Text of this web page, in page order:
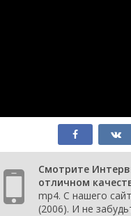
Смотрите
отличном
mp4. С нашего
(2006). И не